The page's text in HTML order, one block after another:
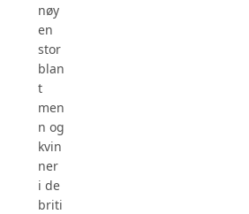
nøy
en
stor
blan
t
men
n og
kvin
ner
i de
briti